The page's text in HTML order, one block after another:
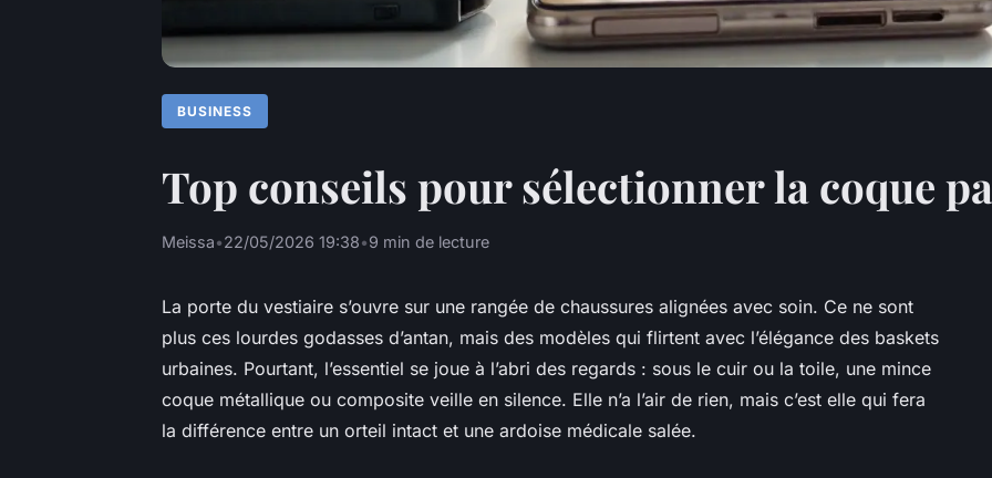
BUSINESS
Top conseils pour sélectionner la coque
Meissa•22/05/2026 19:38•9 min de lecture
La porte du vestiaire s’ouvre sur une rangée de chaussures alignées avec soin. Ce ne sont
plus ces lourdes godasses d’antan, mais des modèles qui flirtent avec l’élégance des baskets
urbaines. Pourtant, l’essentiel se joue à l’abri des regards : sous le cuir ou la toile, une mince
coque métallique ou composite veille en silence. Elle n’a l’air de rien, mais c’est elle qui fera
la différence entre un orteil intact et une ardoise médicale salée.